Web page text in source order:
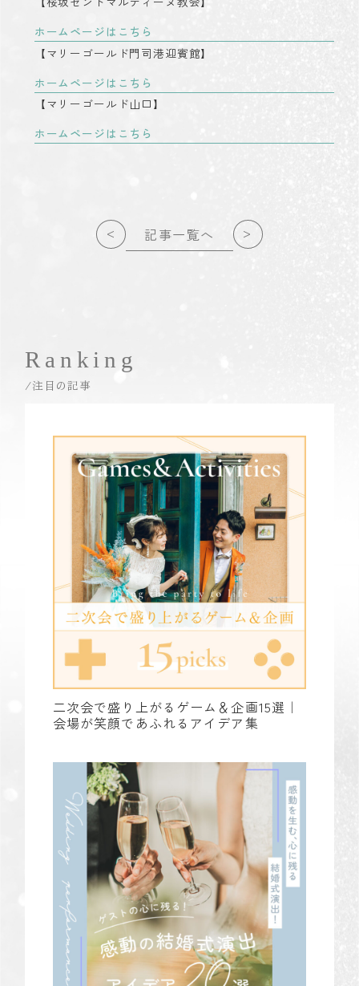
ホームページはこちら
【マリーゴールド門司港迎賓館】
ホームページはこちら
【マリーゴールド山口】
ホームページはこちら
< 記事一覧へ >
Ranking
/注目の記事
二次会で盛り上がるゲーム＆企画15選｜
会場が笑顔であふれるアイデア集